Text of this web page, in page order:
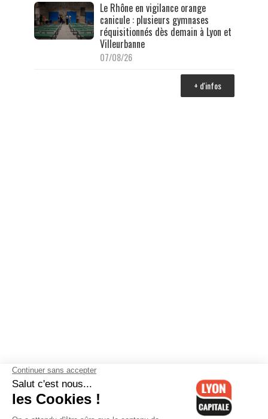
Le Rhône en vigilance orange
canicule : plusieurs gymnases
réquisitionnés dès demain à Lyon et
Villeurbanne
07/08/26
+ d'infos